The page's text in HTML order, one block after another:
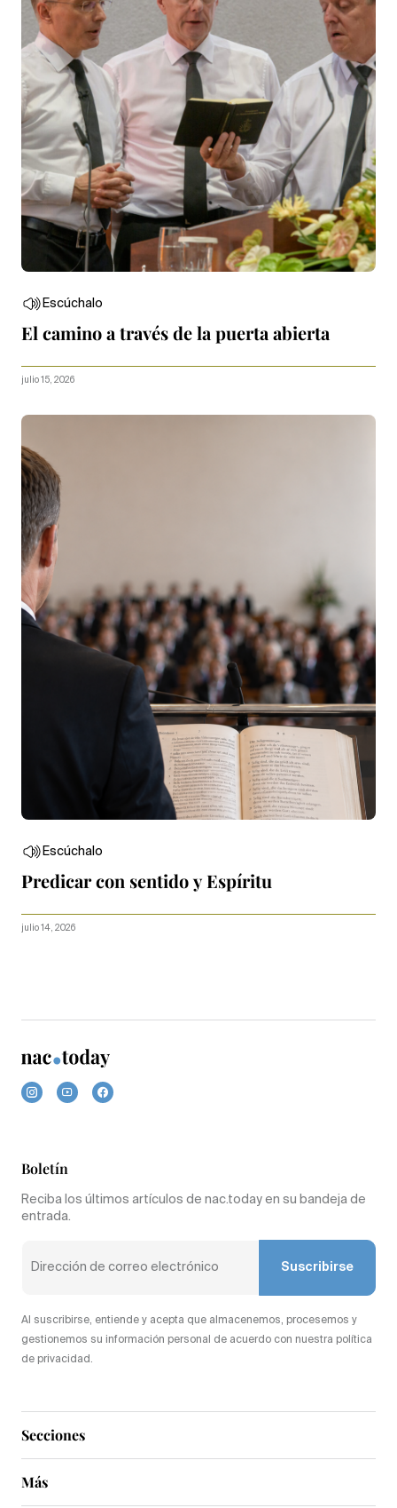
Escúchalo
El camino a través de la puerta abierta
julio 15, 2026
Escúchalo
Predicar con sentido y Espíritu
julio 14, 2026
Secciones
Más
Boletín
Reciba los últimos artículos de nac.today en su bandeja de
entrada.
Suscribirse
Al suscribirse, entiende y acepta que almacenemos, procesemos y
gestionemos su información personal de acuerdo con nuestra política
de privacidad.